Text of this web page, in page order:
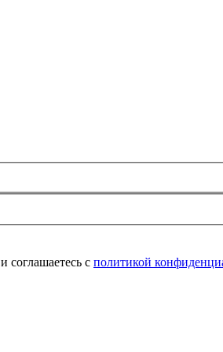
соглашаетесь с политикой